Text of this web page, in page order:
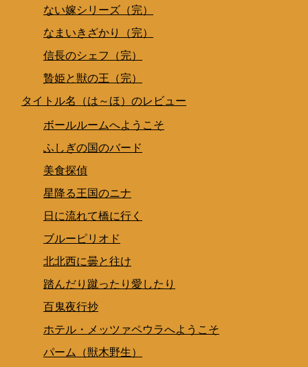
ない嫁シリーズ（完）
なまいきざかり（完）
信長のシェフ（完）
贄姫と獣の王（完）
タイトル名（は～ほ）のレビュー
ボールルームへようこそ
ふしぎの国のバード
美食探偵
星降る王国のニナ
日に流れて橋に行く
ブルーピリオド
北北西に曇と往け
踏んだり蹴ったり愛したり
百鬼夜行抄
ホテル・メッツァペウラへようこそ
パーム（獣木野生）